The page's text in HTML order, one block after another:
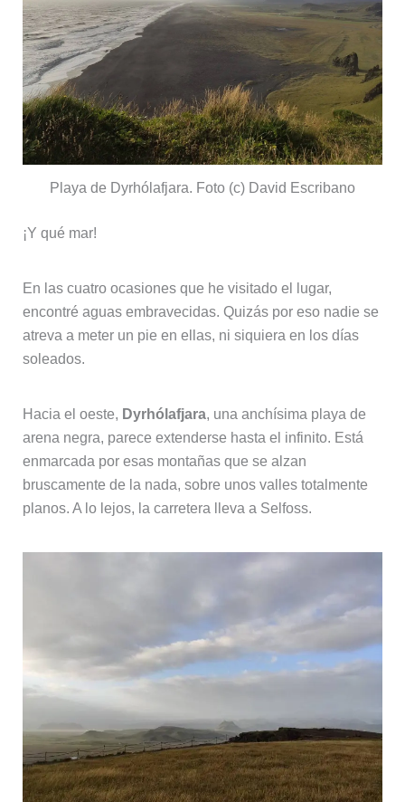
Playa de Dyrhólafjara. Foto (c) David Escribano
¡Y qué mar!
En las cuatro ocasiones que he visitado el lugar,
encontré aguas embravecidas. Quizás por eso nadie se
atreva a meter un pie en ellas, ni siquiera en los días
soleados.
Hacia el oeste, Dyrhólafjara, una anchísima playa de
arena negra, parece extenderse hasta el infinito. Está
enmarcada por esas montañas que se alzan
bruscamente de la nada, sobre unos valles totalmente
planos. A lo lejos, la carretera lleva a Selfoss.